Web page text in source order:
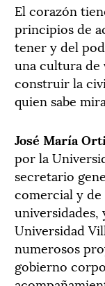
El corazón
principios de
tener y del
una cultura de
construir la
quien sabe
José María
por la
secretario
comercial y de
Universidad
numerosos
gobierno